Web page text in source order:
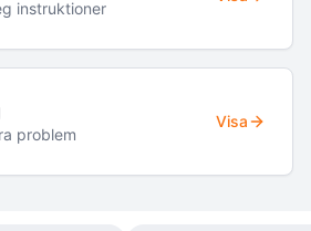
instruktioner
problem
Visa